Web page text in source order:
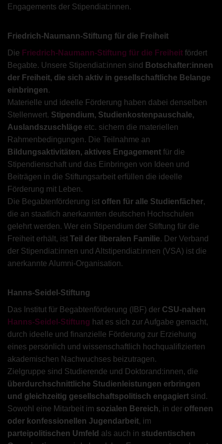
Engagements der Stipendiat:innen.
Friedrich-Naumann-Stiftung für die Freiheit
Die Friedrich-Naumann-Stiftung für die Freiheit fördert
Begabte. Unsere Stipendiat:innen sind Botschafter:innen
der Freiheit, die sich aktiv in gesellschaftliche Belange
einbringen.
Materielle und ideelle Förderung haben dabei denselben
Stellenwert. Stipendium, Studienkostenpauschale,
Auslandszuschläge etc. sichern die materiellen
Rahmenbedingungen. Die Teilnahme an
Bildungsaktivitäten, aktives Engagement für die
Stipendienschaft und das Einbringen von Ideen und
Beiträgen in die Stiftungsarbeit erfüllen die ideelle
Förderung mit Leben.
Die Begabtenförderung ist offen für alle Studienfächer,
die an staatlich anerkannten deutschen Hochschulen
gelehrt werden. Wer ein Stipendium der Stiftung für die
Freiheit erhält, ist Teil der liberalen Familie. Der Verband
der Stipendiat:innen und Altstipendiat:innen (VSA) ist die
anerkannte Alumni-Organisation.
Hanns-Seidel-Stiftung
Das Institut für Begabtenförderung (IBF) der CSU-nahen
Hanns-Seidel-Stiftung hat es sich zur Aufgabe gemacht,
durch ideelle und finanzielle Förderung zur Erziehung
eines persönlich und wissenschaftlich hochqualifizierten
akademischen Nachwuchses beizutragen.
Zielgruppe sind Studierende und Doktorand:innen, die
überdurchschnittliche Studienleistungen erbringen
und gleichzeitig gesellschaftspolitisch engagiert sind.
Sowohl eine Mitarbeit im sozialen Bereich, in der offenen
oder konfessionellen Jugendarbeit, im
parteipolitischen Umfeld als auch in studentischen